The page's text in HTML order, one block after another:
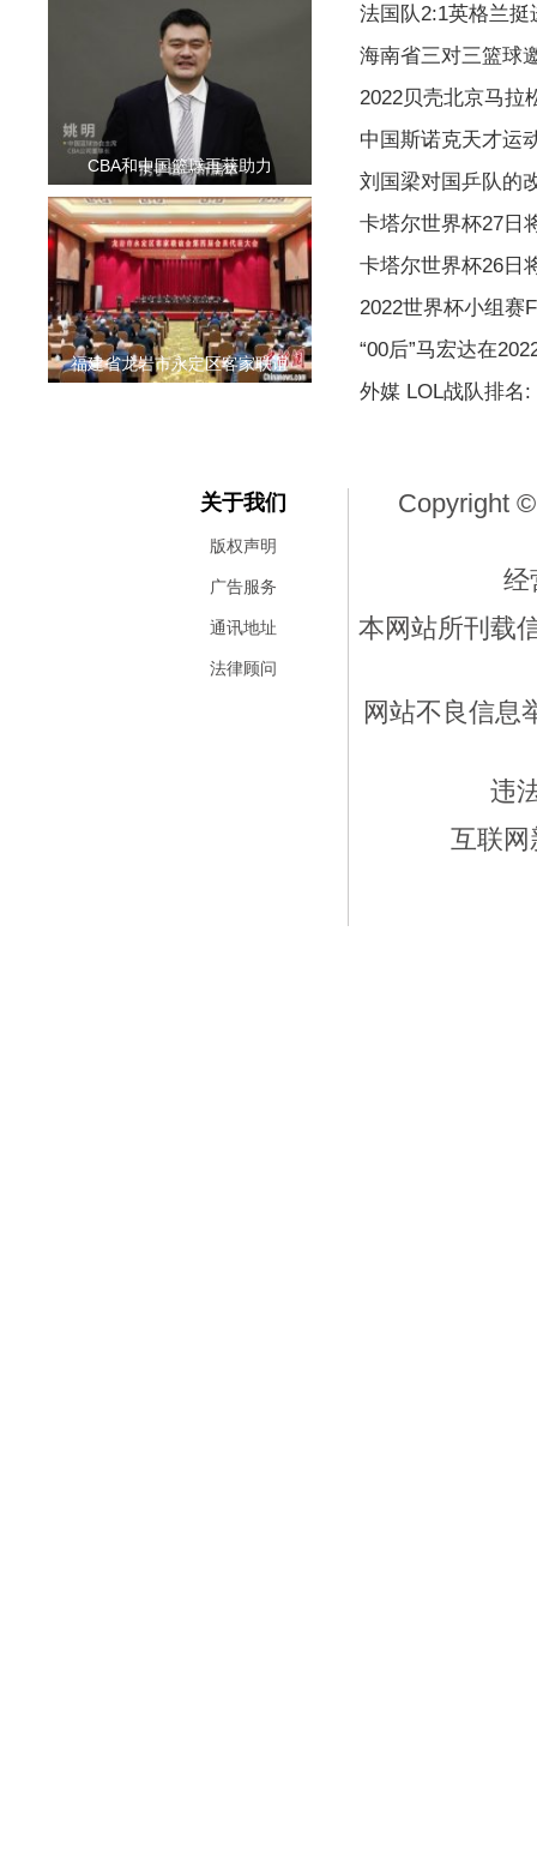
CBA和中国篮球再获助力
福建省龙岩市永定区客家联谊
法国队2:1英格兰挺
海南省三对三篮球
2022贝壳北京马拉
中国斯诺克天才运
刘国梁对国乒队的
卡塔尔世界杯27日
卡塔尔世界杯26日
2022世界杯小组赛
“00后”马宏达在
外媒 LOL战队排名
关于我们
版权声明
广告服务
通讯地址
法律顾问
Copyright
经
本网站所刊载
网站不良信息
违
互联网